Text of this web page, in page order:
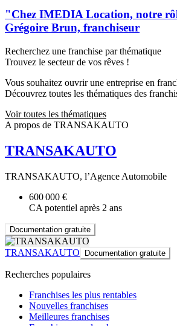
"Chez IMEDIA Location, notre
Grégoire Brun, franchiseur
Recherchez une franchise par thématique
Trouvez le secteur de vos rêves !
Vous souhaitez ouvrir une entreprise en
Découvrez toutes les thématiques des
Voir toutes les thématiques
A propos de TRANSAKAUTO
TRANSAKAUTO
TRANSAKAUTO, l’Agence Automobile
600 000 €
CA potentiel après 2 ans
Documentation gratuite
TRANSAKAUTO Documentation gratuite
Recherches populaires
Franchises les plus rentables
Nouvelles franchises
Meilleures franchises